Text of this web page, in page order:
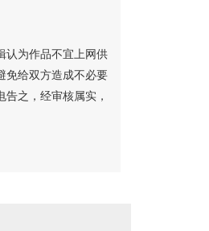
认为作品不宜上网供
免给双方造成不必要
之，经审核属实，